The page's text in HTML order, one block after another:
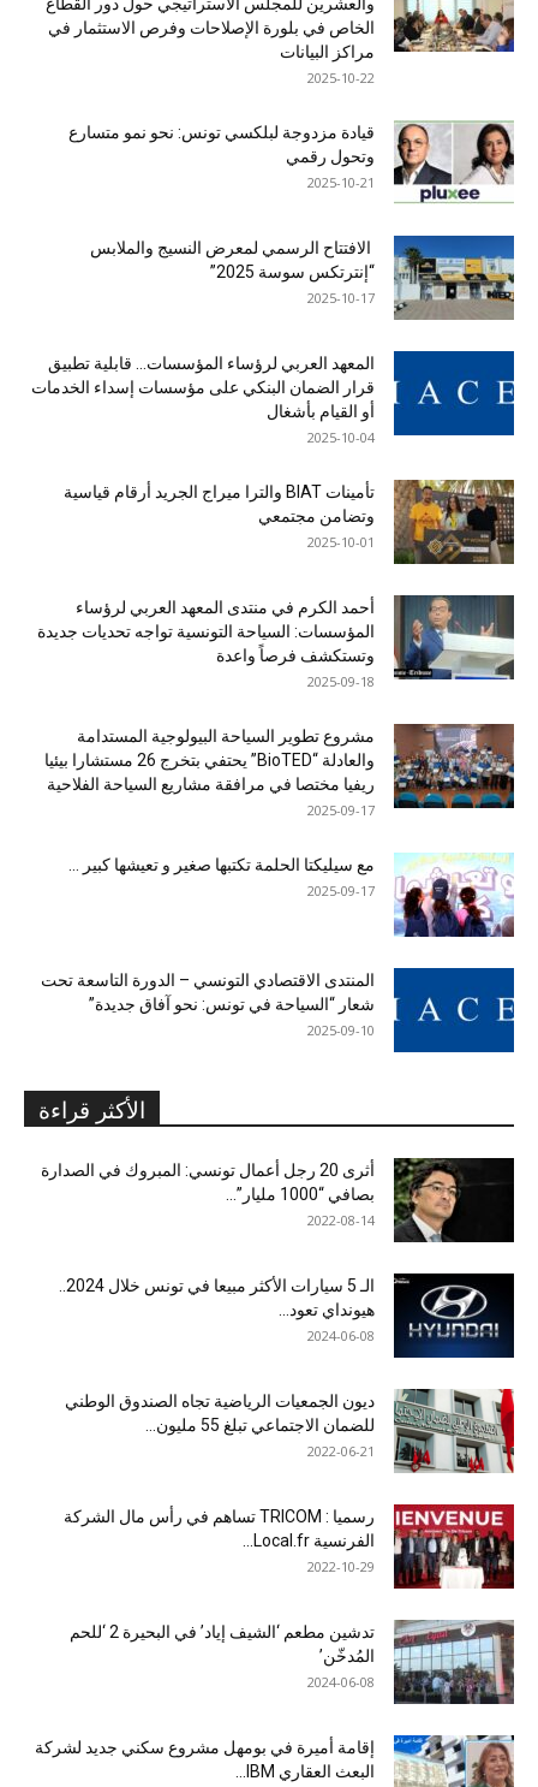
الخاص في بلورة الإصلاحات وفرص الاستثمار في
مراكز البيانات
2025-10-22
قيادة مزدوجة لبلكسي تونس: نحو نمو متسارع
وتحول رقمي
2025-10-21
الافتتاح الرسمي لمعرض النسيج والملابس
“إنترتكس سوسة 2025”
2025-10-17
المعهد العربي لرؤساء المؤسسات… قابلية تطبيق
قرار الضمان البنكي على مؤسسات إسداء الخدمات
أو القيام بأشغال
2025-10-04
تأمينات BIAT والترا ميراج الجريد أرقام قياسية
وتضامن مجتمعي
2025-10-01
أحمد الكرم في منتدى المعهد العربي لرؤساء
المؤسسات: السياحة التونسية تواجه تحديات جديدة
وتستكشف فرصاً واعدة
2025-09-18
مشروع تطوير السياحة البيولوجية المستدامة
والعادلة “BioTED” يحتفي بتخرج 26 مستشارا بيئيا
ريفيا مختصا في مرافقة مشاريع السياحة الفلاحية
2025-09-17
مع سيليكتا الحلمة تكتبها صغير و تعيشها كبير …
2025-09-17
المنتدى الاقتصادي التونسي – الدورة التاسعة تحت
شعار “السياحة في تونس: نحو آفاق جديدة”
2025-09-10
الأكثر قراءة
أثرى 20 رجل أعمال تونسي: المبروك في الصدارة
بصافي “1000 مليار”...
2022-08-14
هيونداي تعود...
2024-06-08
ديون الجمعيات الرياضية تجاه الصندوق الوطني
للضمان الاجتماعي تبلغ 55 مليون...
2022-06-21
رسميا : TRICOM تساهم في رأس مال الشركة
الفرنسية Local.fr...
2022-10-29
تدشين مطعم ‘الشيف إياد’ في البحيرة 2 ‘للحم
المُدخّن’
2024-06-08
إقامة أميرة في بومهل مشروع سكني جديد لشركة
البعث العقاري IBM...